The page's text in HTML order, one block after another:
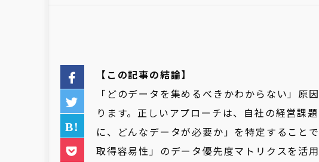
【この記事の結論】
「どのデータを集めるべきかわからない」原
ります。正しいアプローチは、自社の経営課
に、どんなデータが必要か」を特定すること
取得容易性」のデータ優先度マトリクスを活